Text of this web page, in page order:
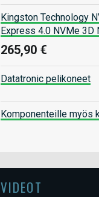
Kingston Technology
Express 4.0 NVMe 3D
265,90 €
Datatronic pelikoneet
Komponenteille myös
VIDEOT